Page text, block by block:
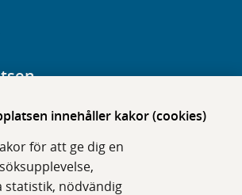
innehåller kakor (cookies)
för att ge dig en
statistik, nödvändig